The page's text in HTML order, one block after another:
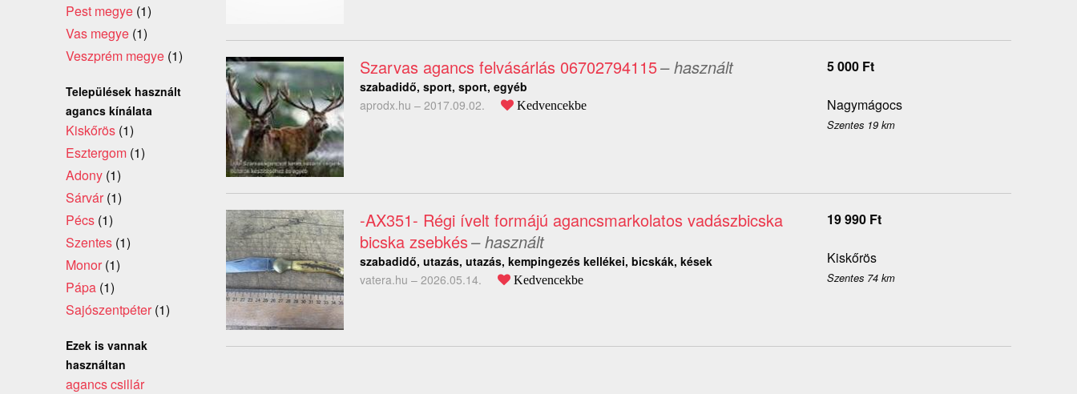
Szarvas agancs felvásárlás 06702794115– használt
szabadidő, sport, sport, egyéb
aprodx.hu – 2017.09.02. Kedvencekbe
5 000 Ft
Nagymágocs
Szentes 19 km
-AX351- Régi ívelt formájú agancsmarkolatos vadászbicska
bicska zsebkés– használt
szabadidő, utazás, utazás, kempingezés kellékei, bicskák, kések
vatera.hu – 2026.05.14. Kedvencekbe
19 990 Ft
Kiskőrös
Szentes 74 km
Pest megye (1)
Vas megye (1)
Veszprém megye (1)
Települések használt
agancs kínálata
Kiskőrös (1)
Esztergom (1)
Adony (1)
Sárvár (1)
Pécs (1)
Szentes (1)
Monor (1)
Pápa (1)
Sajószentpéter (1)
Ezek is vannak
használtan
agancs csillár